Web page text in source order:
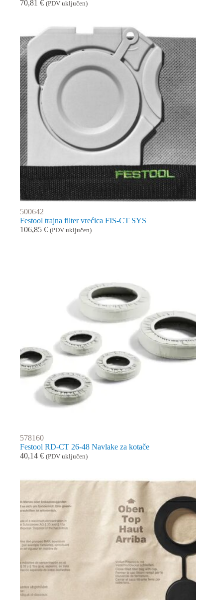
70,81 € (PDV uključen)
500642
Festool trajna filter vrećica FIS-CT SYS
106,85 € (PDV uključen)
578160
Festool RD-CT 26-48 Navlake za kotače
40,14 € (PDV uključen)